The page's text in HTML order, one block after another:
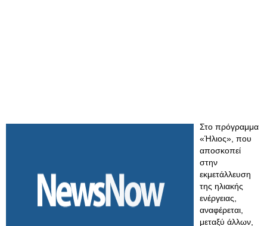
Στο πρόγραμμα
«Ήλιος», που
αποσκοπεί
στην
εκμετάλλευση
της ηλιακής
ενέργειας,
αναφέρεται,
μεταξύ άλλων,